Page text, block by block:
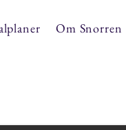
Om Snorren